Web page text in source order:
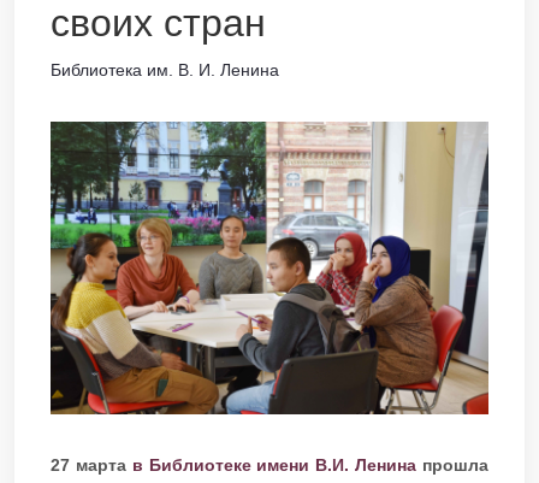
своих стран
Библиотека им. В. И. Ленина
27 марта в Библиотеке имени В.И. Ленина прошла